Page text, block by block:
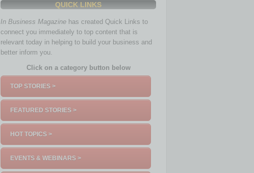
QUICK LINKS
In Business Magazine has created Quick Links to
connect you immediately to top content that is
relevant today in helping to build your business and
better inform you.
Click on a category button below
TOP STORIES >
FEATURED STORIES >
HOT TOPICS >
EVENTS & WEBINARS >